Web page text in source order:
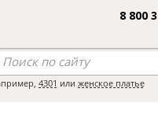
8 800
4301 или женское платье